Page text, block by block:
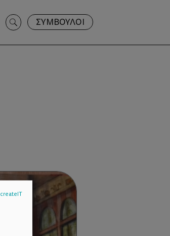
Search
for:
ΣΥΜΒΟΥΛΟΙ
createIT